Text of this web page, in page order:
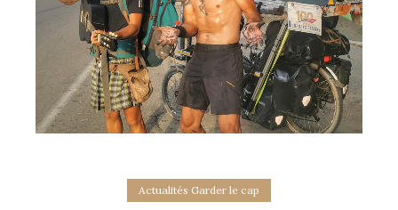
Actualités Garder le cap